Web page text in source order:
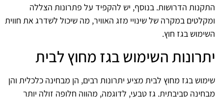
התקנות הדרושות. בנוסף, יש להקפיד על פתרונות הצללה
ומקלטים במקרה של שינויי מזג האוויר, מה שיכול לשדרג את חווית
השימוש בגז חוץ.
יתרונות השימוש בגז מחוץ לבית
שימוש בגז מחוץ לבית מציע יתרונות רבים, הן מבחינה כלכלית והן
מבחינה סביבתית. גז טבעי, לדוגמה, מהווה חלופה זולה יותר